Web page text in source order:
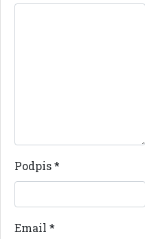
Podpis*
Email *